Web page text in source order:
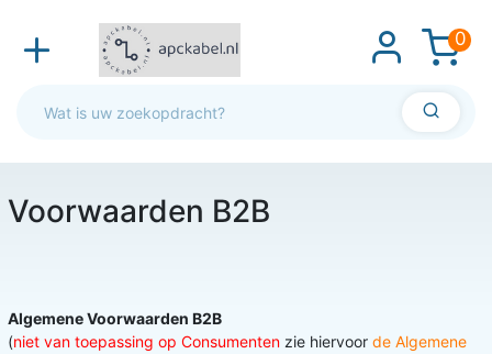
0
Voorwaarden B2B
Algemene Voorwaarden B2B
(niet van toepassing op Consumenten zie hiervoor de Algemene